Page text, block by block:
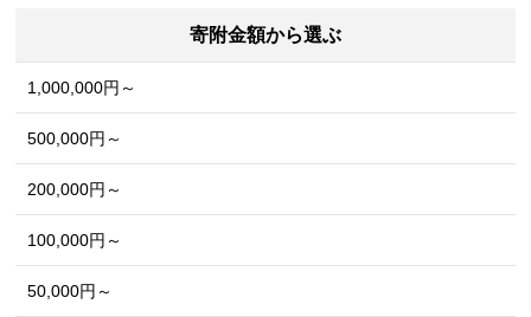
寄附金額から選ぶ
1,000,000円～
500,000円～
200,000円～
100,000円～
50,000円～